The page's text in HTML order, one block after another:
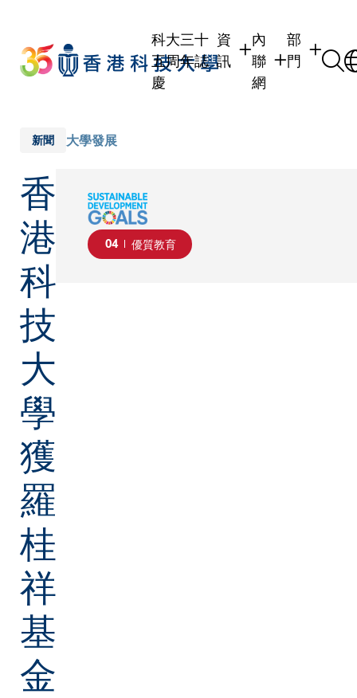
main
content
科大三十
五周年誌
慶
資
訊
內
聯
網
部
門
新聞 大學發展
香
港
科
技
大
學
獲
羅
桂
祥
基
金
04 優質教育